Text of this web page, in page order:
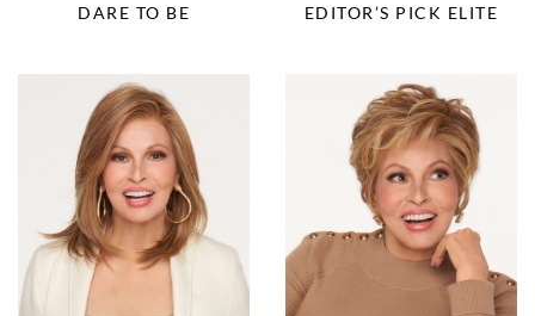
DARE TO BE EDITOR’S PICK ELITE